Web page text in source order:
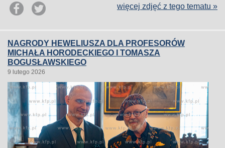
więcej zdjęć z tego tematu »
NAGRODY HEWELIUSZA DLA PROFESORÓW
MICHAŁA HORODECKIEGO I TOMASZA
BOGUSŁAWSKIEGO
9 lutego 2026